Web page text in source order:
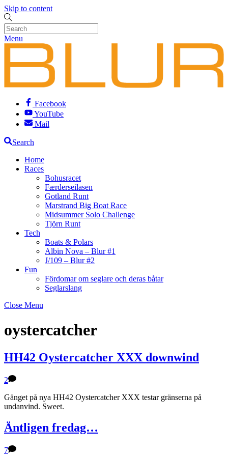
Skip to content
Menu
Facebook
YouTube
Mail
Search
Home
Races
Bohusracet
Færderseilasen
Gotland Runt
Marstrand Big Boat Race
Midsummer Solo Challenge
Tjörn Runt
Tech
Boats & Polars
Albin Nova – Blur #1
J/109 – Blur #2
Fun
Fördomar om seglare och deras båtar
Seglarslang
Close Menu
oystercatcher
HH42 Oystercatcher XXX downwind
2
Gänget på nya HH42 Oystercatcher XXX testar gränserna på
undanvind. Sweet.
Äntligen fredag…
7